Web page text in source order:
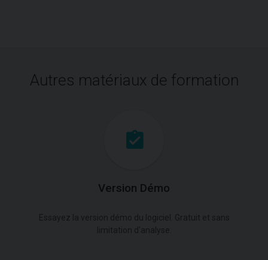
Autres matériaux de formation
Version Démo